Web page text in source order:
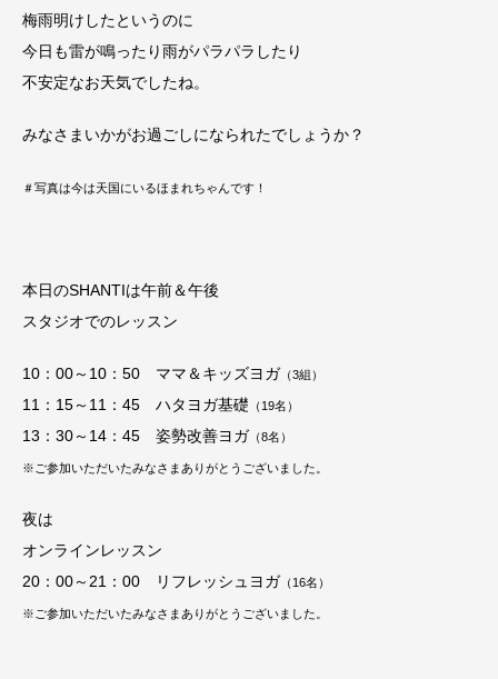
梅雨明けしたというのに
今日も雷が鳴ったり雨がパラパラしたり
不安定なお天気でしたね。
みなさまいかがお過ごしになられたでしょうか？
＃写真は今は天国にいるほまれちゃんです！
本日のSHANTIは午前＆午後
スタジオでのレッスン
10：00～10：50 ママ＆キッズヨガ （3組）
11：15～11：45 ハタヨガ基礎 （19名）
13：30～14：45 姿勢改善ヨガ （8名）
※ご参加いただいたみなさまありがとうございました。
夜は
オンラインレッスン
20：00～21：00 リフレッシュヨガ （16名 ）
※ご参加いただいたみなさまありがとうございました。